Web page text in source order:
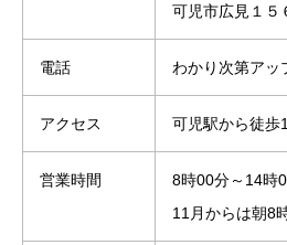
可児市広見１５
電話 わかり次第アッ
アクセス 可児駅から徒歩
営業時間
8時00分～14時
11月からは朝8